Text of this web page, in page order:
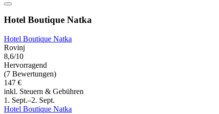
Hotel Boutique Natka
Hotel Boutique Natka
Rovinj
8,6/10
Hervorragend
(7 Bewertungen)
147 €
inkl. Steuern & Gebühren
1. Sept.–2. Sept.
Hotel Boutique Natka